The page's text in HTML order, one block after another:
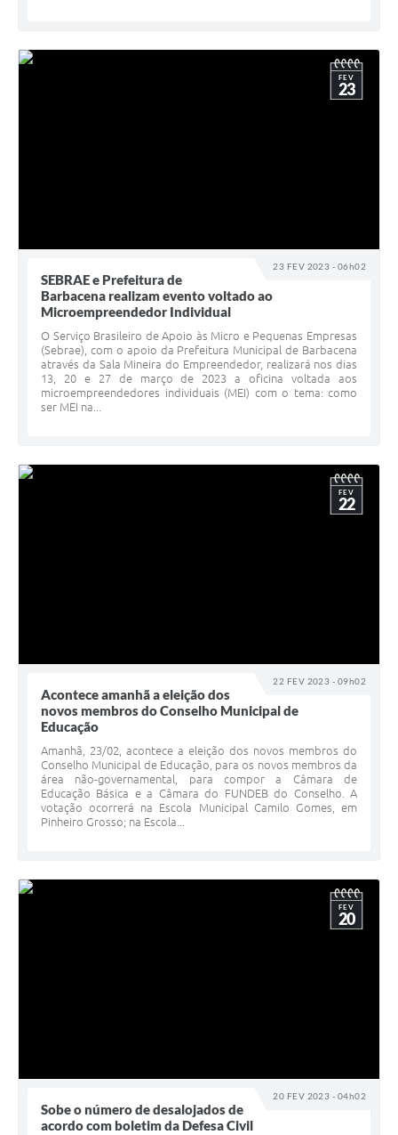
23 FEV 2023 - 06h02
FEV
23
SEBRAE e Prefeitura de
Barbacena realizam evento voltado ao
Microempreendedor Individual
O Serviço Brasileiro de Apoio às Micro e Pequenas Empresas
(Sebrae), com o apoio da Prefeitura Municipal de Barbacena
através da Sala Mineira do Empreendedor, realizará nos dias
13, 20 e 27 de março de 2023 a oficina voltada aos
microempreendedores individuais (MEI) com o tema: como
ser MEI na...
22 FEV 2023 - 09h02
FEV
22
Acontece amanhã a eleição dos
novos membros do Conselho Municipal de
Educação
Amanhã, 23/02, acontece a eleição dos novos membros do
Conselho Municipal de Educação, para os novos membros da
área não-governamental, para compor a Câmara de
Educação Básica e a Câmara do FUNDEB do Conselho. A
votação ocorrerá na Escola Municipal Camilo Gomes, em
Pinheiro Grosso; na Escola...
20 FEV 2023 - 04h02
FEV
20
Sobe o número de desalojados de
acordo com boletim da Defesa Civil